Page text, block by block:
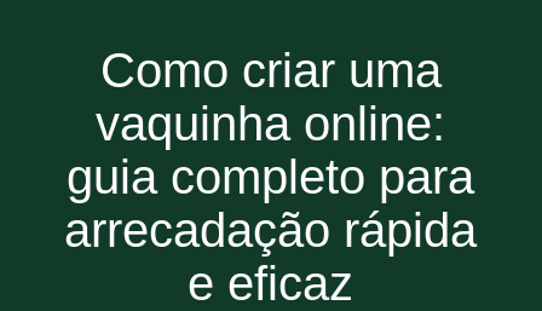
Como criar uma
vaquinha online:
guia completo para
arrecadação rápida
e eficaz